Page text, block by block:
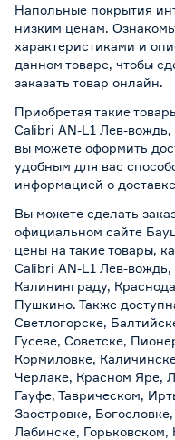
Напольные покрытия
низким ценам.
характеристиками и
данном товаре, чтобы
заказать товар онлайн.
Приобретая такие
Calibri AN-L1 Лев-вождь,
вы можете оформить
удобным для вас
информацией о
Вы можете сделать
официальном сайте
цены на такие товары,
Calibri AN-L1 Лев-вождь,
Калининграду,
Пушкино. Также
Светлогорске,
Гусеве, Советске,
Кормиловке,
Черлаке, Красном Яре,
Гауфе, Таврическом,
Заостровке,
Лабинске,